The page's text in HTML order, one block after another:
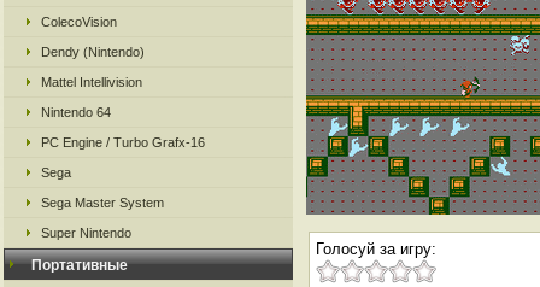
ColecoVision
Dendy (Nintendo)
Mattel Intellivision
Nintendo 64
PC Engine / Turbo Grafx-16
Sega
Sega Master System
Super Nintendo
Портативные
Голосуй за игру: